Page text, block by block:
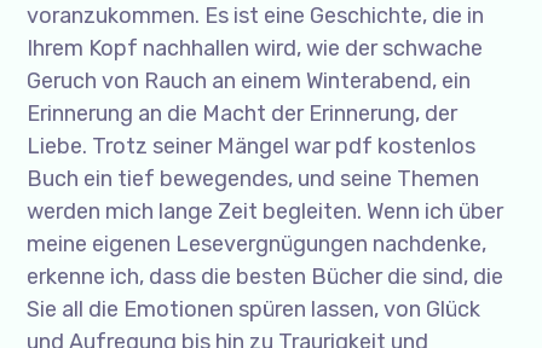
voranzukommen. Es ist eine Geschichte, die in
Ihrem Kopf nachhallen wird, wie der schwache
Geruch von Rauch an einem Winterabend, ein
Erinnerung an die Macht der Erinnerung, der
Liebe. Trotz seiner Mängel war pdf kostenlos
Buch ein tief bewegendes, und seine Themen
werden mich lange Zeit begleiten. Wenn ich über
meine eigenen Lesevergnügungen nachdenke,
erkenne ich, dass die besten Bücher die sind, die
Sie all die Emotionen spüren lassen, von Glück
und Aufregung bis hin zu Traurigkeit und